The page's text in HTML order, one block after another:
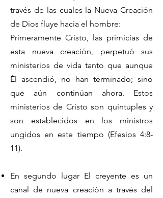
través de las cuales la Nueva Creación
de Dios fluye hacia el hombre:
Primeramente Cristo, las primicias de
esta nueva creación, perpetuó sus
ministerios de vida tanto que aunque
Él ascendió, no han terminado; sino
que aún continúan ahora. Estos
ministerios de Cristo son quíntuples y
son establecidos en los ministros
ungidos en este tiempo (Efesios 4:8-
11).
En segundo lugar El creyente es un
canal de nueva creación a través del